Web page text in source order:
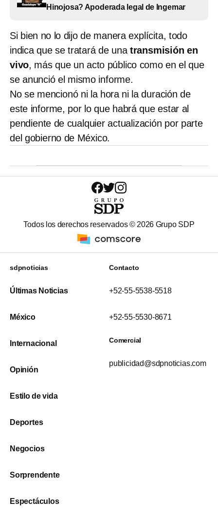
Hinojosa? Apoderada legal de Ingemar
Si bien no lo dijo de manera explícita, todo
indica que se tratará de una transmisión en
vivo, más que un acto público como en el que
se anunció el mismo informe.
No se mencionó ni la hora ni la duración de
este informe, por lo que habrá que estar al
pendiente de cualquier actualización por parte
del gobierno de México.
Todos los derechos reservados © 2026 Grupo SDP
sdpnoticias
Últimas Noticias
México
Internacional
Opinión
Estilo de vida
Deportes
Negocios
Sorprendente
Espectáculos
Contacto
+52-55-5538-5518
+52-55-5530-8671
Comercial
publicidad@sdpnoticias.com